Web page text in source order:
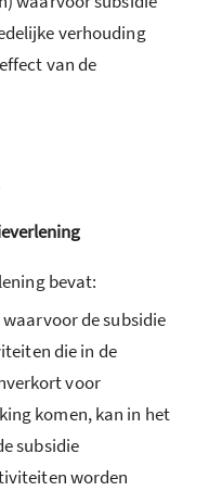
verhouding
van de
bevat:
de subsidie
die in de
voor
komen, kan in het
subsidie
worden